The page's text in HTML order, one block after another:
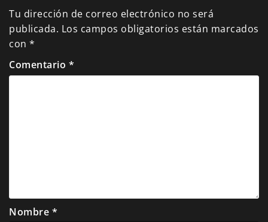
Tu dirección de correo electrónico no será
publicada. Los campos obligatorios están marcados
con *
Comentario *
Nombre *